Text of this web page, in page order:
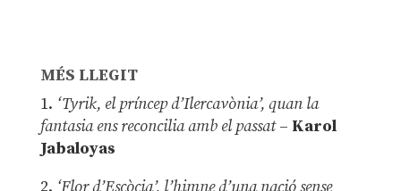
MÉS LLEGIT
1. ‘Tyrik, el príncep d’Ilercavònia’, quan la
fantasia ens reconcilia amb el passat– Karol
Jabaloyas
2. ‘Flor d’Escòcia’, l’himne d’una nació sense